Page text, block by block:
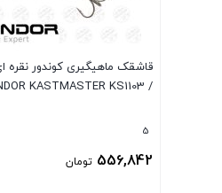
/ CONDOR KASTMASTER KS1103
5
556,842 تومان